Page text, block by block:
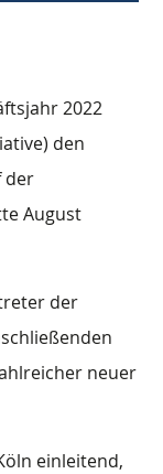
2022
den
der
August
der
neuer
einleitend,